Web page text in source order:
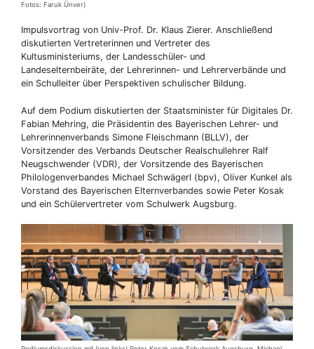
Fotos: Faruk Ünver)
Impulsvortrag von Univ-Prof. Dr. Klaus Zierer. Anschließend
diskutierten Vertreterinnen und Vertreter des
Kultusministeriums, der Landesschüler- und
Landeselternbeiräte, der Lehrerinnen- und Lehrerverbände und
ein Schulleiter über Perspektiven schulischer Bildung.
Auf dem Podium diskutierten der Staatsminister für Digitales Dr.
Fabian Mehring, die Präsidentin des Bayerischen Lehrer- und
Lehrerinnenverbands Simone Fleischmann (BLLV), der
Vorsitzender des Verbands Deutscher Realschullehrer Ralf
Neugschwender (VDR), der Vorsitzende des Bayerischen
Philologenverbandes Michael Schwägerl (bpv), Oliver Kunkel als
Vorstand des Bayerischen Elternverbandes sowie Peter Kosak
und ein Schülervertreter vom Schulwerk Augsburg.